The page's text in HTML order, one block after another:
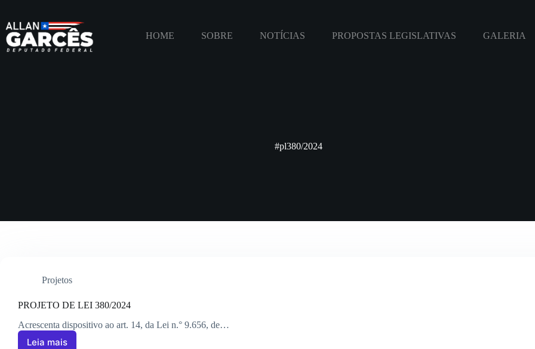
HOME SOBRE NOTÍCIAS PROPOSTAS LEGISLATIVAS GALERIA
#pl380/2024
Projetos
PROJETO DE LEI 380/2024
Acrescenta dispositivo ao art. 14, da Lei n.° 9.656, de…
Leia mais